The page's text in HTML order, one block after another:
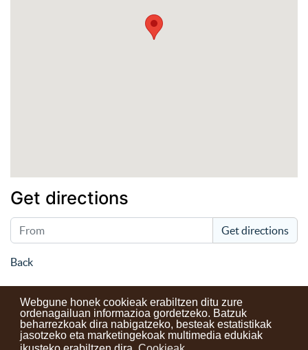
Webgune honek cookieak erabiltzen ditu zure
ordenagailuan informazioa gordetzeko. Batzuk
beharrezkoak dira nabigatzeko, besteak estatistikak
jasotzeko eta marketingekoak multimedia edukiak
Get directions
Get directions
Back
Kontaktuak Erabilera baldintzak Lege oharra
Berriak